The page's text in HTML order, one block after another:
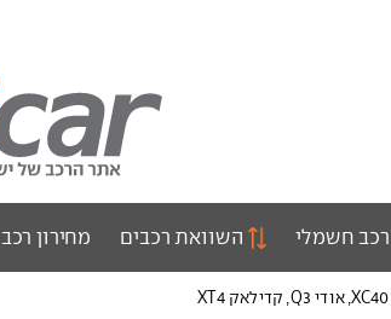
רכב חשמלי השוואת רכבים מחירון רכב